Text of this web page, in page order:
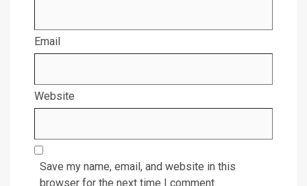
Email
Website
Save my name, email, and website in this
browser for the next time I comment.